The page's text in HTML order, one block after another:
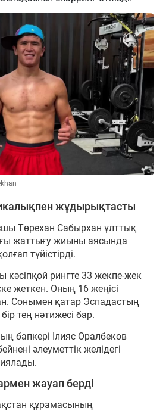
жұдырықтасты
Төрехан Сабырхан ұлттық
жаттығу жиыны аясында
түйістірді.
рингте 33 жекпе-жек
жеткен. Оның 16 жеңісі
Сонымен қатар Эспадастың
тең нәтижесі бар.
бапкері Ілияс Оралбеков
әлеуметтік желідегі
жауап берді
құрамасының